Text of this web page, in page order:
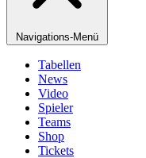
Navigations-Menü
Tabellen
News
Video
Spieler
Teams
Shop
Tickets